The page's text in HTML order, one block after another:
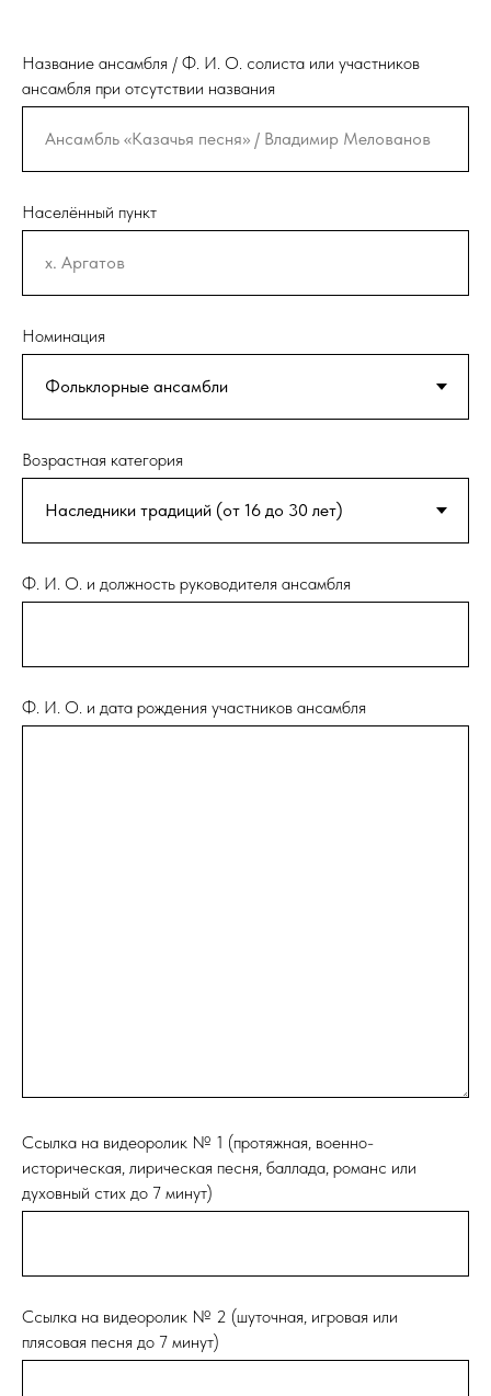
Название ансамбля / Ф. И. О. солиста или участников
ансамбля при отсутствии названия
Населённый пункт
Номинация
Возрастная категория
Ф. И. О. и должность руководителя ансамбля
Ф. И. О. и дата рождения участников ансамбля
Ссылка на видеоролик № 1 (протяжная, военно-
историческая, лирическая песня, баллада, романс или
духовный стих до 7 минут)
Ссылка на видеоролик № 2 (шуточная, игровая или
плясовая песня до 7 минут)